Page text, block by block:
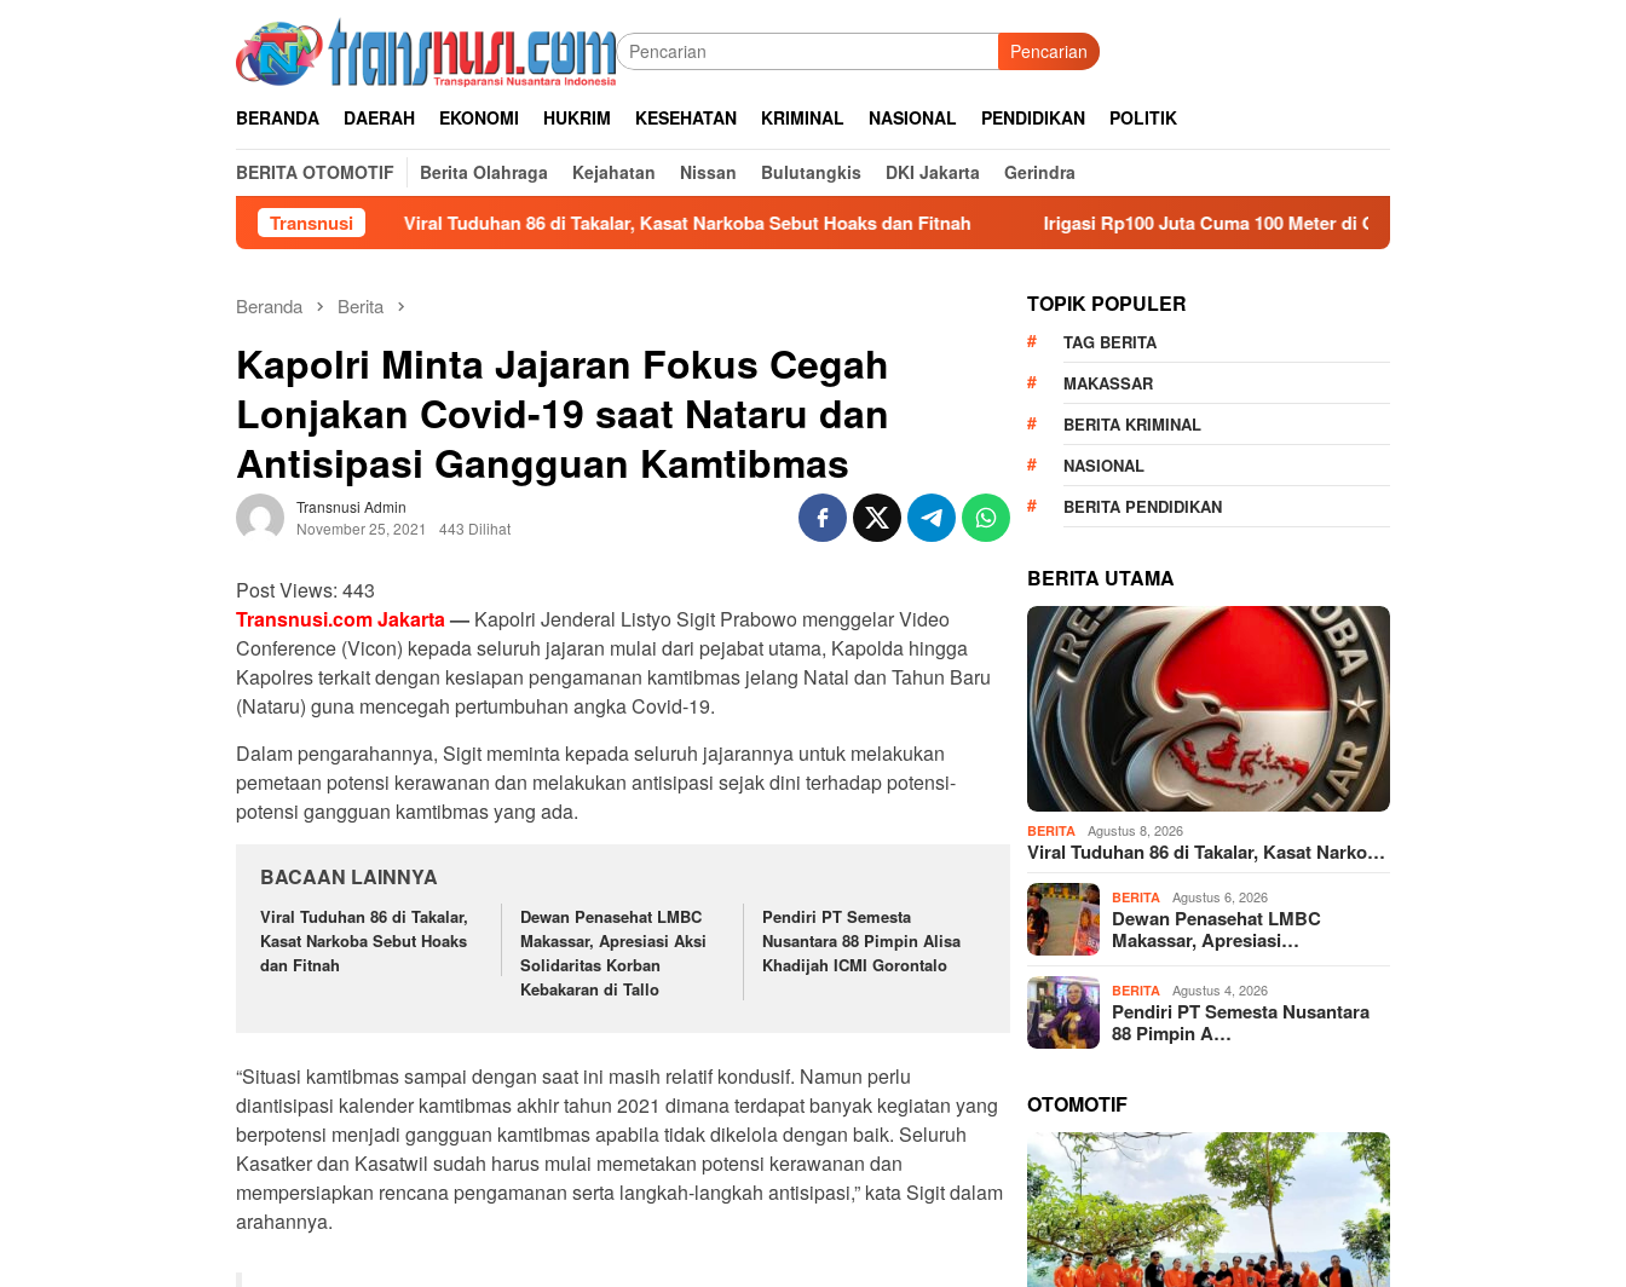
Pencarian
BERANDA DAERAH EKONOMI HUKRIM KESEHATAN KRIMINAL NASIONAL PENDIDIKAN POLITIK
BERITA OTOMOTIF Berita Olahraga Kejahatan Nissan Bulutangkis DKI Jakarta Gerindra
Transnusi
Viral Tuduhan 86 di Takalar, Kasat Narkoba Sebut Hoaks dan Fitnah Irigasi Rp100 Juta Cuma 100 Meter di Gowa, LSM Desak Audit
Beranda Berita
Kapolri Minta Jajaran Fokus Cegah
Lonjakan Covid-19 saat Nataru dan
Antisipasi Gangguan Kamtibmas
Transnusi Admin
November 25, 2021
443 Dilihat
Post Views: 443
Transnusi.comJakarta— Kapolri Jenderal Listyo Sigit Prabowo menggelar Video
Conference (Vicon) kepada seluruh jajaran mulai dari pejabat utama, Kapolda hingga
Kapolres terkait dengan kesiapan pengamanan kamtibmas jelang Natal dan Tahun Baru
(Nataru) guna mencegah pertumbuhan angka Covid-19.
Dalam pengarahannya, Sigit meminta kepada seluruh jajarannya untuk melakukan
pemetaan potensi kerawanan dan melakukan antisipasi sejak dini terhadap potensi-
potensi gangguan kamtibmas yang ada.
BACAAN LAINNYA
Viral Tuduhan 86 di Takalar,
Kasat Narkoba Sebut Hoaks
dan Fitnah
Dewan Penasehat LMBC
Makassar, Apresiasi Aksi
Solidaritas Korban
Kebakaran di Tallo
Pendiri PT Semesta
Nusantara 88 Pimpin Alisa
Khadijah ICMI Gorontalo
“Situasi kamtibmas sampai dengan saat ini masih relatif kondusif. Namun perlu
diantisipasi kalender kamtibmas akhir tahun 2021 dimana terdapat banyak kegiatan yang
berpotensi menjadi gangguan kamtibmas apabila tidak dikelola dengan baik. Seluruh
Kasatker dan Kasatwil sudah harus mulai memetakan potensi kerawanan dan
mempersiapkan rencana pengamanan serta langkah-langkah antisipasi,” kata Sigit dalam
arahannya.
TOPIK POPULER
TAG BERITA
MAKASSAR
BERITA KRIMINAL
NASIONAL
BERITA PENDIDIKAN
BERITA UTAMA
BERITA Agustus 8, 2026
Viral Tuduhan 86 di Takalar, Kasat Narko…
BERITA Agustus 6, 2026
Dewan Penasehat LMBC
Makassar, Apresiasi…
BERITA Agustus 4, 2026
Pendiri PT Semesta Nusantara
88 Pimpin A…
OTOMOTIF